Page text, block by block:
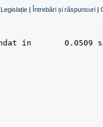
Legislație | Întrebări și răspunsuri |
randat în